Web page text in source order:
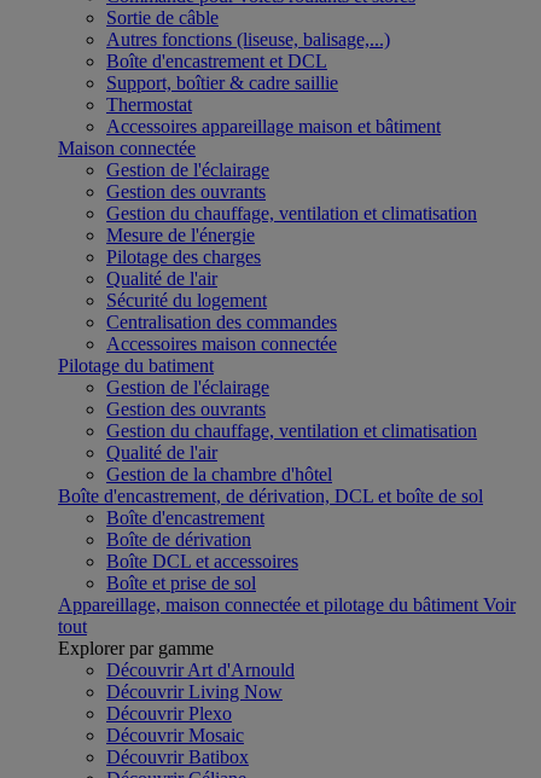
Sortie de câble
Autres fonctions (liseuse, balisage,...)
Boîte d'encastrement et DCL
Support, boîtier & cadre saillie
Thermostat
Accessoires appareillage maison et bâtiment
Maison connectée
Gestion de l'éclairage
Gestion des ouvrants
Gestion du chauffage, ventilation et climatisation
Mesure de l'énergie
Pilotage des charges
Qualité de l'air
Sécurité du logement
Centralisation des commandes
Accessoires maison connectée
Pilotage du batiment
Gestion de l'éclairage
Gestion des ouvrants
Gestion du chauffage, ventilation et climatisation
Qualité de l'air
Gestion de la chambre d'hôtel
Boîte d'encastrement, de dérivation, DCL et boîte de sol
Boîte d'encastrement
Boîte de dérivation
Boîte DCL et accessoires
Boîte et prise de sol
Appareillage, maison connectée et pilotage du bâtiment Voir
tout
Explorer par gamme
Découvrir Art d'Arnould
Découvrir Living Now
Découvrir Plexo
Découvrir Mosaic
Découvrir Batibox